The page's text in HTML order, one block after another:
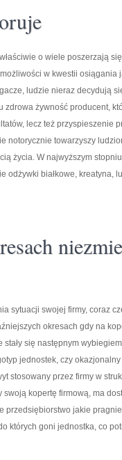
o wiele poszerzają
w kwestii
ludzie nieraz decydują
zdrowa żywność producent,
lecz też przyspieszenie
notorycznie towarzyszy
życia. W najwyższym
odżywki białkowe, kreatyna,
sytuacji swojej firmy, coraz
okresach gdy na
stały się następnym
jednostek, czy
stosowany przez firmy w
swoją kopertę firmową, ma
przedsiębiorstwo jakie
których goni jednostka, co